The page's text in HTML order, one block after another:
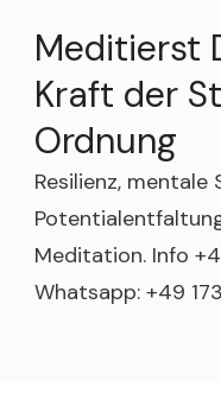
Meditierst
Kraft der
Ordnung
Resilienz, mentale
Meditation. Info
Whatsapp: +49